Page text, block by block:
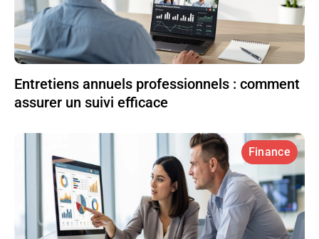
Entretiens annuels professionnels : comment
assurer un suivi efficace
Finance